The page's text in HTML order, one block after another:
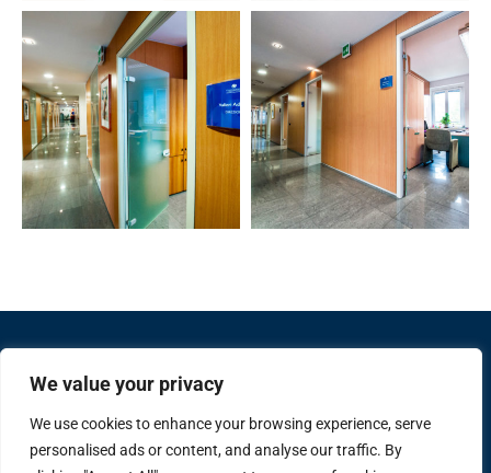
We value your privacy
We use cookies to enhance your browsing experience, serve
personalised ads or content, and analyse our traffic. By
Confcommercio Valle d'Aosta